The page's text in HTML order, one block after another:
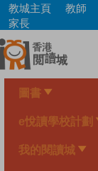
Skip
main
content
教城主頁 教師
家長
圖書
e悅讀學校計劃
我的閱讀城